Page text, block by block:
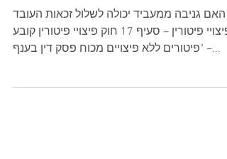
האם גניבה ממעביד יכולה לשלול זכאות העובד
לפיצויי פיטורין – סעיף 17 חוק פיצויי פיטורין קובע
– "פיטורים ללא פיצויים מכוח פסק דין בענף...